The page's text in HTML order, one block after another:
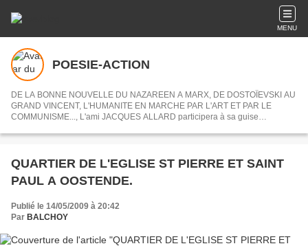
MENU
POESIE-ACTION
DE LA BONNE NOUVELLE DU NAZAREEN A MARX, DE DOSTOÏEVSKI AU
GRAND VINCENT, L'HUMANITE EN MARCHE PAR L'ART ET PAR LE
COMMUNISME..., L'ami JACQUES ALLARD participera à sa guise
articles choisis.
QUARTIER DE L'EGLISE ST PIERRE ET SAINT
PAUL A OOSTENDE.
Publié le 14/05/2009 à 20:42
Par BALCHOY